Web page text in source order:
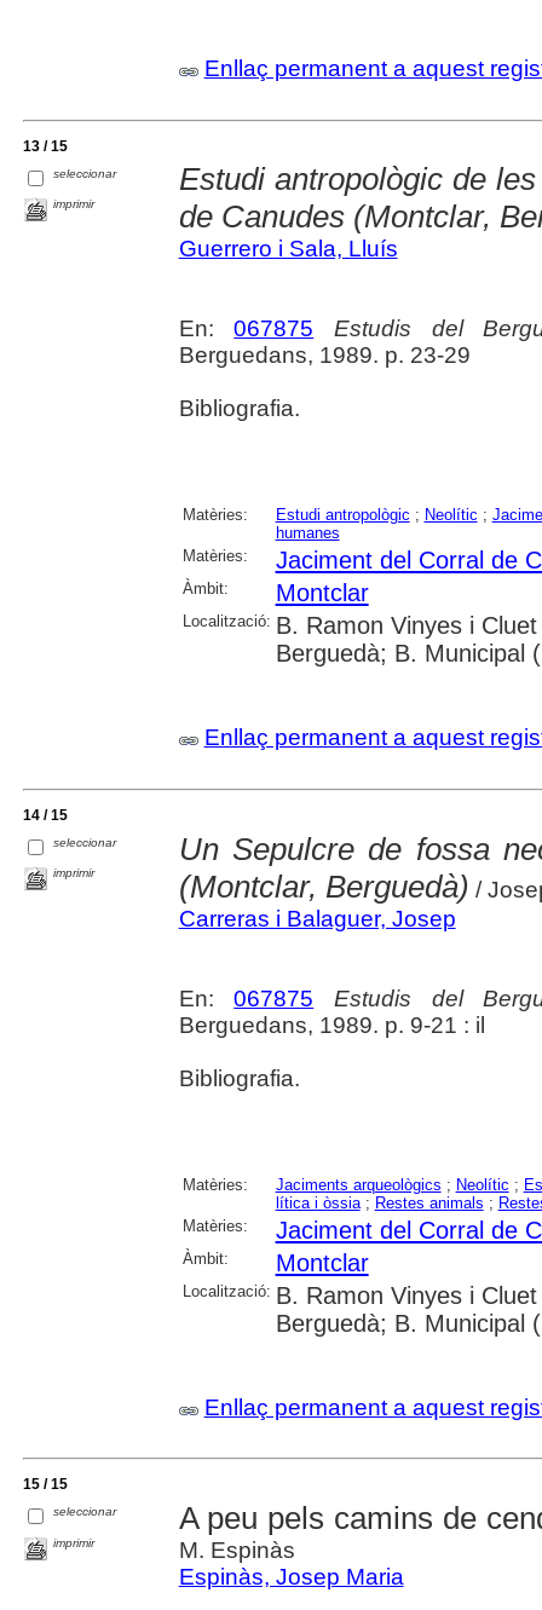
Enllaç permanent a aquest
13 / 15
seleccionar
imprimir
Estudi antropològic de
de Canudes (Montclar,
Guerrero i Sala, Lluís
En:067875
Estudis del
Berguedans, 1989. p. 23-29
Bibliografia.
Matèries: Estudi antropològic ; Neolític ;
humanes
Matèries:
Jaciment del Corral de
Àmbit: Montclar
Localització: B. Ramon Vinyes i
Berguedà; B. Municipal
Enllaç permanent a aquest
14 / 15
seleccionar
imprimir
Un Sepulcre de fossa
(Montclar, Berguedà) /
Carreras i Balaguer, Josep
En:067875
Estudis del
Berguedans, 1989. p. 9-21 : il
Bibliografia.
Matèries: Jaciments arqueològics ; Neolític ;
lítica i òssia; Restes animals ;
Matèries:
Jaciment del Corral de
Àmbit: Montclar
Localització: B. Ramon Vinyes i
Berguedà; B. Municipal
Enllaç permanent a aquest
15 / 15
seleccionar
imprimir
A peu pels camins de
M. Espinàs
Espinàs, Josep Maria